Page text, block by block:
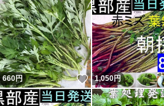
660円 いいね！
1,050円